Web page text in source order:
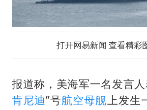
打开网易新闻 查看精彩
报道称，美海军一名发言
肯尼迪”号航空母舰 上发生